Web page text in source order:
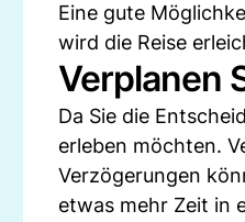
Eine gute
wird die Reise
Verplanen
Da Sie die
erleben möchten.
Verzögerungen
etwas mehr Zeit in